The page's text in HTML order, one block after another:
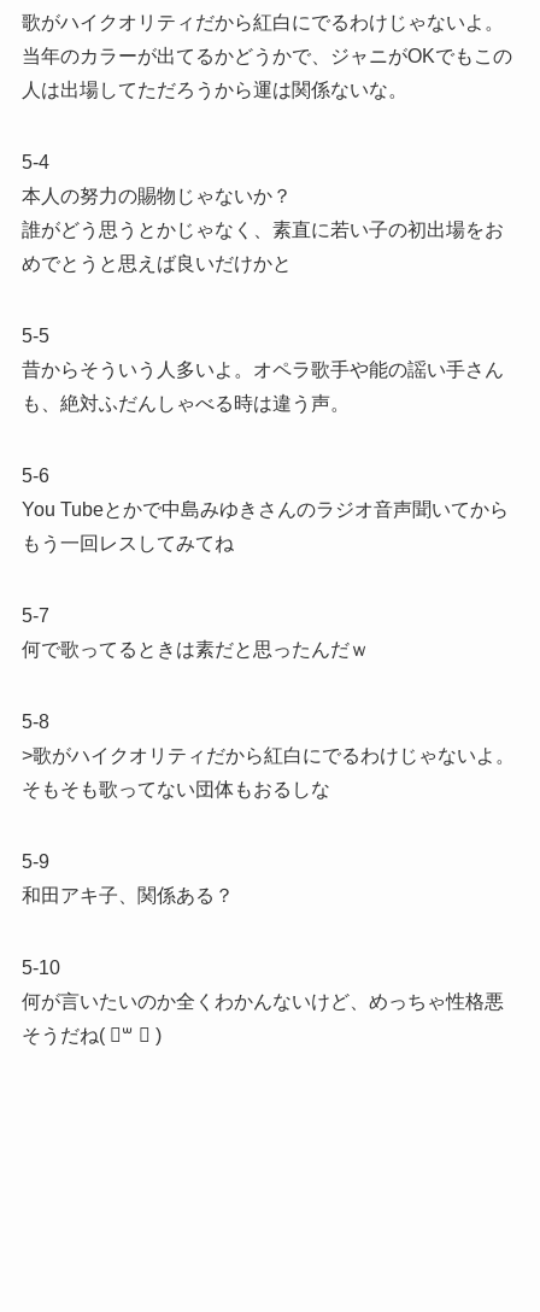
歌がハイクオリティだから紅白にでるわけじゃないよ。
当年のカラーが出てるかどうかで、ジャニがOKでもこの
人は出場してただろうから運は関係ないな。
5-4
本人の努力の賜物じゃないか？
誰がどう思うとかじゃなく、素直に若い子の初出場をお
めでとうと思えば良いだけかと
5-5
昔からそういう人多いよ。オペラ歌手や能の謡い手さん
も、絶対ふだんしゃべる時は違う声。
5-6
You Tubeとかで中島みゆきさんのラジオ音声聞いてから
もう一回レスしてみてね
5-7
何で歌ってるときは素だと思ったんだｗ
5-8
>歌がハイクオリティだから紅白にでるわけじゃないよ。
そもそも歌ってない団体もおるしな
5-9
和田アキ子、関係ある？
5-10
何が言いたいのか全くわかんないけど、めっちゃ性格悪
そうだね‪( ॑꒳ ॑ )